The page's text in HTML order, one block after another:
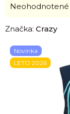
Priemerné
produktu
0,0
z
Neohodnotené
Značka: Crazy
Novinka
LETO 2026